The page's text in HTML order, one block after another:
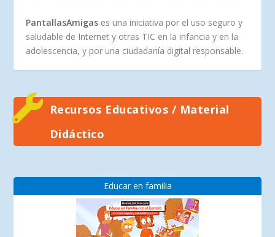
PantallasAmigas es una iniciativa por el uso seguro y
saludable de Internet y otras TIC en la infancia y en la
adolescencia, y por una ciudadanía digital responsable.
Recursos Educativos / Material
Didáctico
Educar en familia